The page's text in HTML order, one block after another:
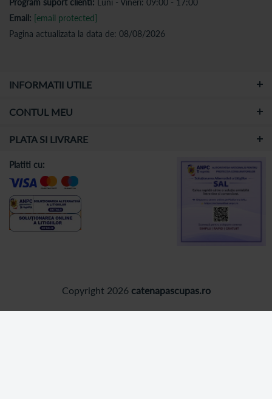
Program suport clienti: Luni - Vineri: 09:00 - 17:00
Email: [email protected]
Pagina actualizata la data de: 08/08/2026
INFORMATII UTILE
CONTUL MEU
PLATA SI LIVRARE
Copyright 2026 catenapascupas.ro
Platiti cu: